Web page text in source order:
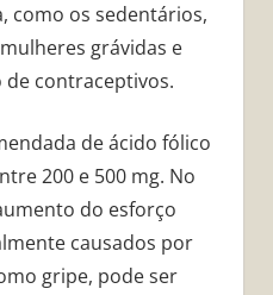
como os sedentários,
grávidas e
de contraceptivos.
de ácido fólico
200 e 500 mg. No
do esforço
causados por
gripe, pode ser